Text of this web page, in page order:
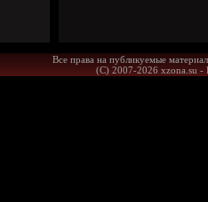
Все права на публикуемые
(С) 2007-2026 xzona.su -